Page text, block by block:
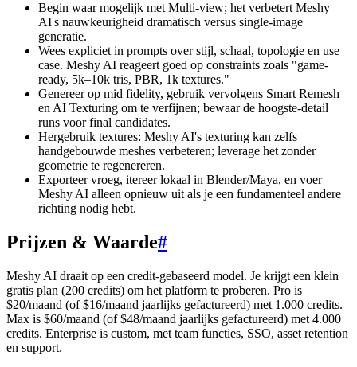
Begin waar mogelijk met Multi-view; het verbetert Meshy
AI's nauwkeurigheid dramatisch versus single-image
generatie.
Wees expliciet in prompts over stijl, schaal, topologie en use
case. Meshy AI reageert goed op constraints zoals "game-
ready, 5k–10k tris, PBR, 1k textures."
Genereer op mid fidelity, gebruik vervolgens Smart Remesh
en AI Texturing om te verfijnen; bewaar de hoogste-detail
runs voor final candidates.
Hergebruik textures: Meshy AI's texturing kan zelfs
handgebouwde meshes verbeteren; leverage het zonder
geometrie te regenereren.
Exporteer vroeg, itereer lokaal in Blender/Maya, en voer
Meshy AI alleen opnieuw uit als je een fundamenteel andere
richting nodig hebt.
Prijzen & Waarde#
Meshy AI draait op een credit-gebaseerd model. Je krijgt een klein
gratis plan (200 credits) om het platform te proberen. Pro is
$20/maand (of $16/maand jaarlijks gefactureerd) met 1.000 credits.
Max is $60/maand (of $48/maand jaarlijks gefactureerd) met 4.000
credits. Enterprise is custom, met team functies, SSO, asset retention
en support.